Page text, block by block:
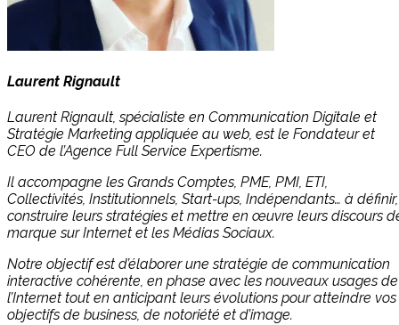
Laurent Rignault
Laurent Rignault, spécialiste en Communication Digitale et
Stratégie Marketing appliquée au web, est le Fondateur et
CEO de l’Agence Full Service Expertisme.
Il accompagne les Grands Comptes, PME, PMI, ETI,
Collectivités, Institutionnels, Start-ups, Indépendants… à définir,
construire leurs stratégies et mettre en œuvre leurs discours
marque sur Internet et les Médias Sociaux.
Notre objectif est d’élaborer une stratégie de communication
interactive cohérente, en phase avec les nouveaux usages de
l’Internet tout en anticipant leurs évolutions pour atteindre vos
objectifs de business, de notoriété et d’image.